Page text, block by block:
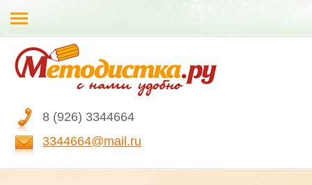
8 (926) 3344664
3344664@mail.ru